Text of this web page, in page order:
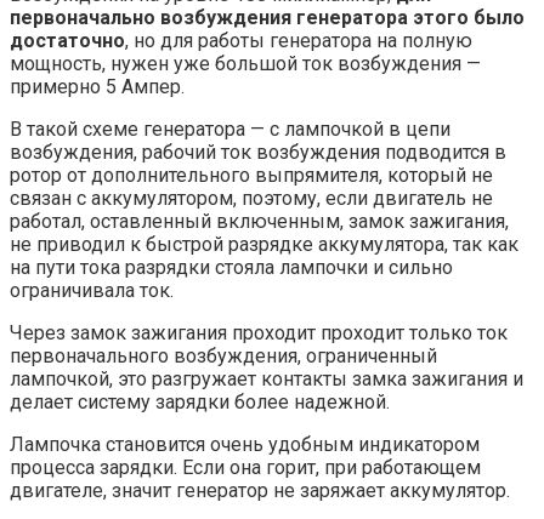
первоначально возбуждения генератора этого было
достаточно, но для работы генератора на полную
мощность, нужен уже большой ток возбуждения —
примерно 5 Ампер.
В такой схеме генератора — с лампочкой в цепи
возбуждения, рабочий ток возбуждения подводится в
ротор от дополнительного выпрямителя, который не
связан с аккумулятором, поэтому, если двигатель не
работал, оставленный включенным, замок зажигания,
не приводил к быстрой разрядке аккумулятора, так как
на пути тока разрядки стояла лампочки и сильно
ограничивала ток.
Через замок зажигания проходит проходит только ток
первоначального возбуждения, ограниченный
лампочкой, это разгружает контакты замка зажигания и
делает систему зарядки более надежной.
Лампочка становится очень удобным индикатором
процесса зарядки. Если она горит, при работающем
двигателе, значит генератор не заряжает аккумулятор.